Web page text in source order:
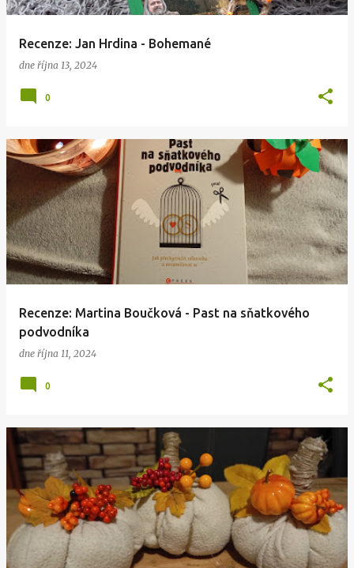
Recenze: Jan Hrdina - Bohemané
dne října 13, 2024
0
Recenze: Martina Boučková - Past na sňatkového
podvodníka
dne října 11, 2024
0